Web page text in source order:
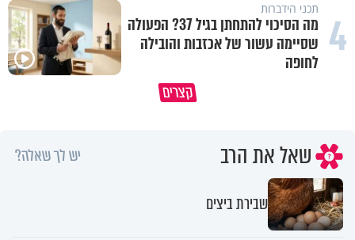
4 תכני הידברות
מה הסיכוי להתחתן בגיל 37? הפעולה
שסיימה עשור של אכזבות והובילה
לחופה
קצרים
מתחילים לעבוד לקראת ראש השנה
הרגעים הקשים ביותר בחיים
שאל את הרב יש לך שאלה?
שבירת ביצים